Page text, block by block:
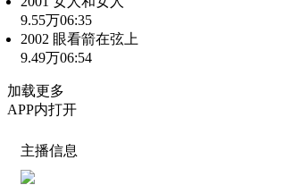
9.55万06:35
2002 眼看箭在弦上
9.49万06:54
加载更多
APP内打开
主播信息